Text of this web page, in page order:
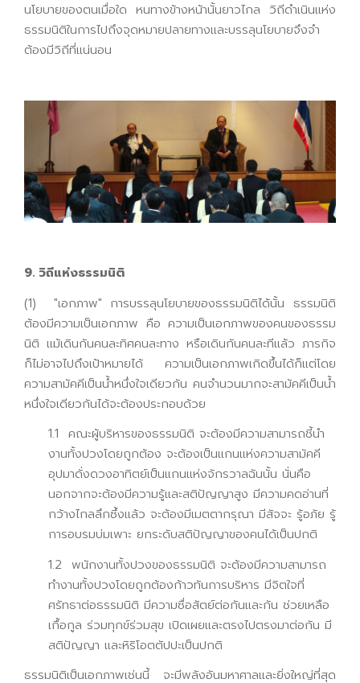
นโยบายของตนเมื่อใด หนทางข้างหน้านั้นยาวไกล วิถีดำเนินแห่ง
ธรรมนิติในการไปถึงจุดหมายปลายทางและบรรลุนโยบายจึงจำ
ต้องมีวิถีที่แน่นอน
9. วิถีแห่งธรรมนิติ
(1) "เอกภาพ" การบรรลุนโยบายของธรรมนิติได้นั้น ธรรมนิติ
ต้องมีความเป็นเอกภาพ คือ ความเป็นเอกภาพของคนของธรรม
นิติ แม้เดินกันคนละทิศคนละทาง หรือเดินกันคนละทีแล้ว ภารกิจ
ก็ไม่อาจไปถึงเป้าหมายได้ ความเป็นเอกภาพเกิดขึ้นได้ก็แต่โดย
ความสามัคคีเป็นน้ำหนึ่งใจเดียวกัน คนจำนวนมากจะสามัคคีเป็นน้ำ
หนึ่งใจเดียวกันได้จะต้องประกอบด้วย
1.1 คณะผู้บริหารของธรรมนิติ จะต้องมีความสามารถชี้นำ
งานทั้งปวงโดยถูกต้อง จะต้องเป็นแกนแห่งความสามัคคี
อุปมาดั่งดวงอาทิตย์เป็นแกนแห่งจักรวาลฉันนั้น นั่นคือ
นอกจากจะต้องมีความรู้และสติปัญญาสูง มีความคดอ่านที่
กว้างไกลลึกซึ้งแล้ว จะต้องมีเมตตากรุณา มีสัจจะ รู้อภัย รู้
การอบรมบ่มเพาะ ยกระดับสติปัญญาของคนได้เป็นปกติ
1.2 พนักงานทั้งปวงของธรรมนิติ จะต้องมีความสามารถ
ทำงานทั้งปวงโดยถูกต้องก้าวทันการบริหาร มีจิตใจที่
ศรัทธาต่อธรรมนิติ มีความซื่อสัตย์ต่อกันและกัน ช่วยเหลือ
เกื้อกูล ร่วมทุกข์ร่วมสุข เปิดเผยและตรงไปตรงมาต่อกัน มี
สติปัญญา และหิริโอตตัปปะเป็นปกติ
ธรรมนิติเป็นเอกภาพเช่นนี้ จะมีพลังอันมหาศาลและยิ่งใหญ่ที่สุด